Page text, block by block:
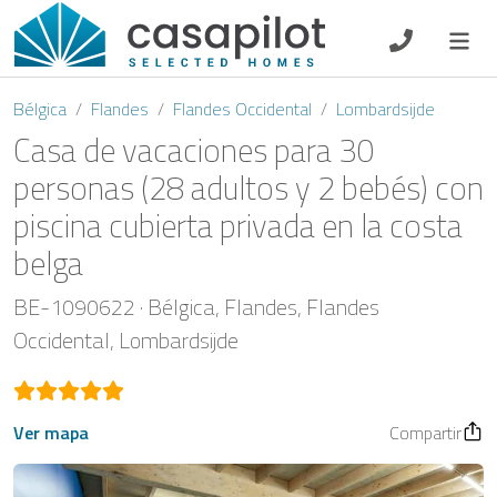
DE EN ES FR
Oferta de desayuno
Vouchers
Propietario
Bélgica Flandes Flandes Occidental Lombardsijde
Casa de vacaciones para 30
personas (28 adultos y 2 bebés) con
piscina cubierta privada en la costa
belga
BE-1090622 Bélgica Flandes Flandes
Occidental Lombardsijde
Ver mapa Compartir